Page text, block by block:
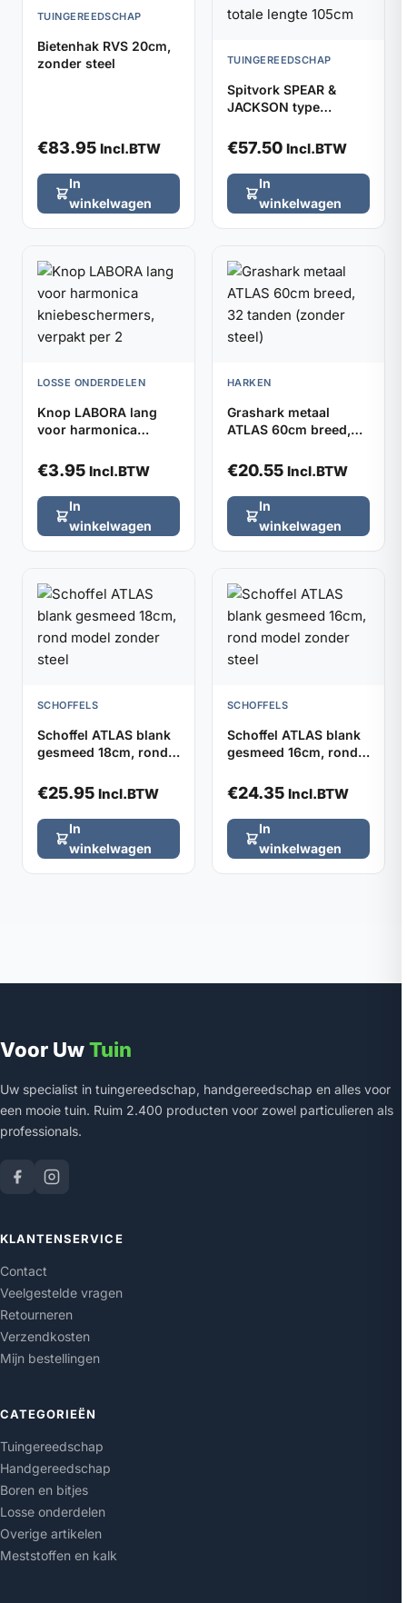
TUINGEREEDSCHAP
Bietenhak RVS 20cm,
zonder steel
€83.95 Incl.BTW
In
winkelwagen
TUINGEREEDSCHAP
Spitvork SPEAR &
JACKSON type
totale lengte 105cm
€57.50 Incl.BTW
In
winkelwagen
LOSSE ONDERDELEN
Knop LABORA lang
voor harmonica
verpakt per 2
€3.95 Incl.BTW
In
winkelwagen
HARKEN
Grashark metaal
ATLAS 60cm breed,
steel)
€20.55 Incl.BTW
In
winkelwagen
SCHOFFELS
Schoffel ATLAS blank
gesmeed 18cm, rond
€25.95 Incl.BTW
In
winkelwagen
SCHOFFELS
Schoffel ATLAS blank
gesmeed 16cm, rond
€24.35 Incl.BTW
In
winkelwagen
Voor UwTuin
Uw specialist in tuingereedschap, handgereedschap en alles voor
een mooie tuin. Ruim 2.400 producten voor zowel particulieren als
professionals.
KLANTENSERVICE
Contact
Veelgestelde vragen
Retourneren
Verzendkosten
Mijn bestellingen
CATEGORIEËN
Tuingereedschap
Handgereedschap
Boren en bitjes
Losse onderdelen
Overige artikelen
Meststoffen en kalk